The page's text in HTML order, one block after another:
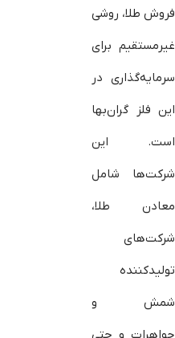
فروش طلا، روشی
غیرمستقیم برای
سرمایه‌گذاری در
این فلز گران‌بها
است. این
شرکت‌ها شامل
معادن طلا،
شرکت‌های
تولیدکننده
شمش و
جواهرات و حتی